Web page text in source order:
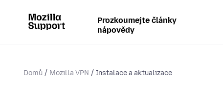
Prozkoumejte články
nápovědy
Domů Mozilla VPN Instalace a aktualizace